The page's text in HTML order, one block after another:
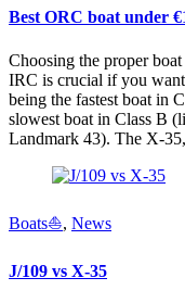
Best ORC boat under
Choosing the proper
IRC is crucial if you
being the fastest boat in
slowest boat in Class B
Landmark 43). The X-
Boats⛵️, News
J/109 vs X-35